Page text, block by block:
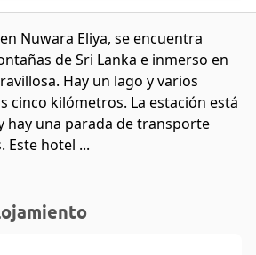
Nuwara Eliya, se encuentra
de Sri Lanka e inmerso en
Hay un lago y varios
cinco kilómetros. La estación está
hay una parada de transporte
Este hotel ...